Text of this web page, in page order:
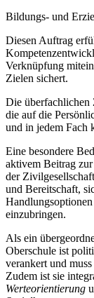
Bildungs- und
Diesen Auftrag
Verknüpfung
Zielen sichert.
Die überfachlichen
die auf die
und in jedem Fach
Eine besondere
aktivem Beitrag
der
und Bereitschaft,
einzubringen.
Als ein
Oberschule ist
verankert und
Zudem ist sie
Werteorientierung